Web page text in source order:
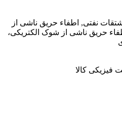
نفتی, اطفاء حریق ناشی از
حریق ناشی از شوک الکتریکی،
فیزیکی کالا